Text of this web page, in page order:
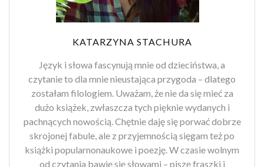
KATARZYNA STACHURA
Język i słowa fascynują mnie od dzieciństwa, a
czytanie to dla mnie nieustająca przygoda – dlatego
zostałam filologiem. Uważam, że nie da się mieć za
dużo książek, zwłaszcza tych pięknie wydanych i
pachnących nowością. Chętnie daję się porwać dobrze
skrojonej fabule, ale z przyjemnością sięgam też po
książki popularnonaukowe i poezję. W czasie wolnym
od czytania bawię się słowami – piszę fraszki i